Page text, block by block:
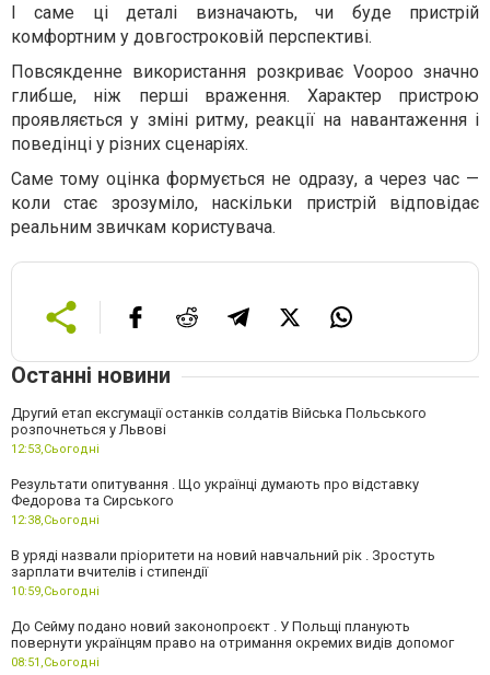
І саме ці деталі визначають, чи буде пристрій
комфортним у довгостроковій перспективі.
Повсякденне використання розкриває Voopoo значно
глибше, ніж перші враження. Характер пристрою
проявляється у зміні ритму, реакції на навантаження і
поведінці у різних сценаріях.
Саме тому оцінка формується не одразу, а через час —
коли стає зрозуміло, наскільки пристрій відповідає
реальним звичкам користувача.
Останні новини
Другий етап ексгумації останків солдатів Війська Польського
розпочнеться у Львові
12:53,Сьогодні
Результати опитування . Що українці думають про відставку
Федорова та Сирського
12:38,Сьогодні
В уряді назвали пріоритети на новий навчальний рік . Зростуть
зарплати вчителів і стипендії
10:59,Сьогодні
До Сейму подано новий законопроєкт . У Польщі планують
повернути українцям право на отримання окремих видів допомог
08:51,Сьогодні